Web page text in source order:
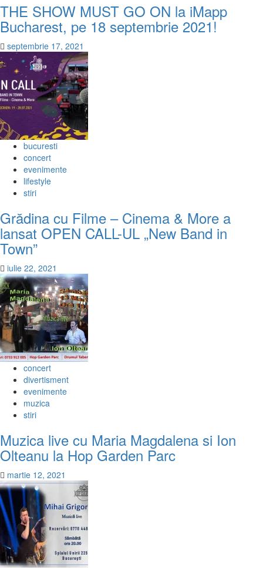
THE SHOW MUST GO ON la iMapp
Bucharest, pe 18 septembrie 2021!
septembrie 17, 2021
bucuresti
concert
evenimente
lifestyle
stiri
Grădina cu Filme – Cinema & More a
lansat OPEN CALL-UL „New Band in
Town”
iulie 22, 2021
concert
divertisment
evenimente
muzica
stiri
Muzica live cu Maria Magdalena si Ion
Olteanu la Hop Garden Parc
martie 12, 2021